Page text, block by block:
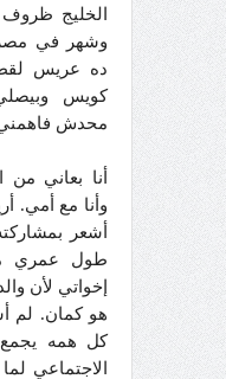
وشهر في مصر
ده عريس
كويس
محدش
أنا بعاني
وأنا مع أمي.
أشعر
طول عمري
إخواتي لأن
هو كمان. لم
كل همه
الاجتماعي